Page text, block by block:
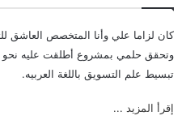
كان لزاما علي وأنا المتخصص
وتحقق حلمي بمشروع أطلقت عليه نحو
تبسيط علم التسويق باللغة العربيه.
إقرأ المزيد ...